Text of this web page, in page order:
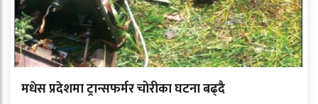
मधेस प्रदेशमा ट्रान्सफर्मर चोरीका घटना बढ्दै